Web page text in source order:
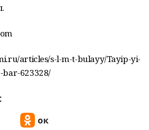
articles/s-l-m-t-bulayy/Tayip-yi-
bar-623328/